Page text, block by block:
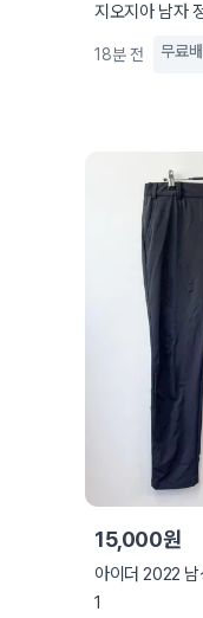
지오지아 남자
18분 전 무료
15,000원
아이더 2022
1